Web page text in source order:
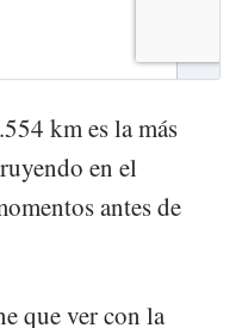
km es la más
en el
antes de
que ver con la